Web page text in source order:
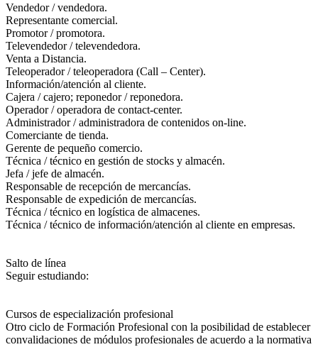
Vendedor / vendedora.
Representante comercial.
Promotor / promotora.
Televendedor / televendedora.
Venta a Distancia.
Teleoperador / teleoperadora (Call – Center).
Información/atención al cliente.
Cajera / cajero; reponedor / reponedora.
Operador / operadora de contact-center.
Administrador / administradora de contenidos on-line.
Comerciante de tienda.
Gerente de pequeño comercio.
Técnica / técnico en gestión de stocks y almacén.
Jefa / jefe de almacén.
Responsable de recepción de mercancías.
Responsable de expedición de mercancías.
Técnica / técnico en logística de almacenes.
Técnica / técnico de información/atención al cliente en empresas.
Salto de línea
Seguir estudiando:
Cursos de especialización profesional
Otro ciclo de Formación Profesional con la posibilidad de establecer
convalidaciones de módulos profesionales de acuerdo a la normativa